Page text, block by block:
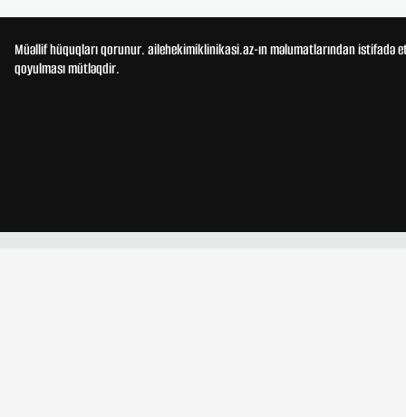
Müəllif hüquqları qorunur. ailehekimiklinikasi.az-ın məlumatlarından
qoyulması mütləqdir.